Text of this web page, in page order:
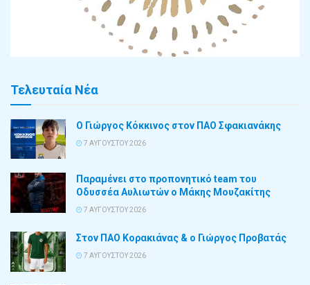
Τελευταία Νέα
Ο Γιώργος Κόκκινος στον ΠΑΟ Σφακιανάκης
7 ΑΥΓΟΎΣΤΟΥ 2026
Παραμένει στο προπονητικό team του
Οδυσσέα Αυλιωτών ο Μάκης Μουζακίτης
7 ΑΥΓΟΎΣΤΟΥ 2026
Στον ΠΑΟ Κορακιάνας & ο Γιώργος Προβατάς
7 ΑΥΓΟΎΣΤΟΥ 2026